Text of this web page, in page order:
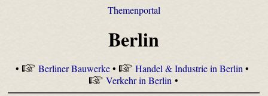
Themenportal
Berlin
• Berliner Bauwerke• Handel & Industrie in Berlin •
Verkehr in Berlin •